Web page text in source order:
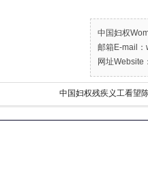
中国妇权
邮箱E-mail
网址Website
中国妇权残疾义工看望